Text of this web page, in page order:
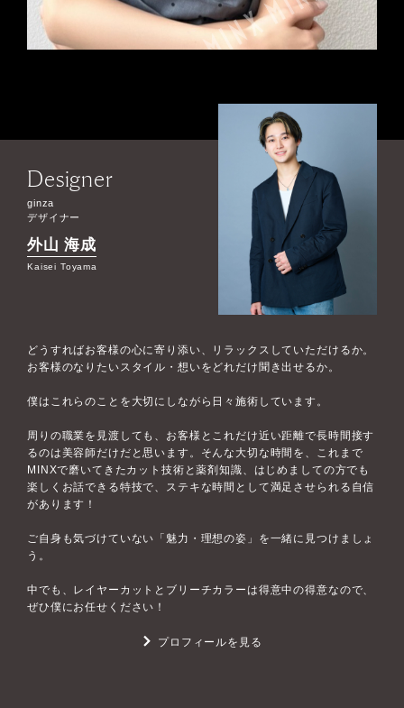
Designer
ginza
デザイナー
外山 海成
Kaisei Toyama
どうすればお客様の心に寄り添い、リラックスしていただけるか。
お客様のなりたいスタイル・想いをどれだけ聞き出せるか。
僕はこれらのことを大切にしながら日々施術しています。
周りの職業を見渡しても、お客様とこれだけ近い距離で長時間接す
るのは美容師だけだと思います。そんな大切な時間を、これまで
MINXで磨いてきたカット技術と薬剤知識、はじめましての方でも
楽しくお話できる特技で、ステキな時間として満足させられる自信
があります！
ご自身も気づけていない「魅力・理想の姿」を一緒に見つけましょ
う。
中でも、レイヤーカットとブリーチカラーは得意中の得意なので、
ぜひ僕にお任せください！
プロフィールを見る